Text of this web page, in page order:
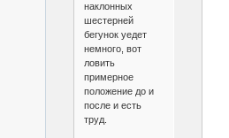
наклонных
шестерней
бегунок уедет
немного, вот
ловить
примерное
положение до и
после и есть
труд.